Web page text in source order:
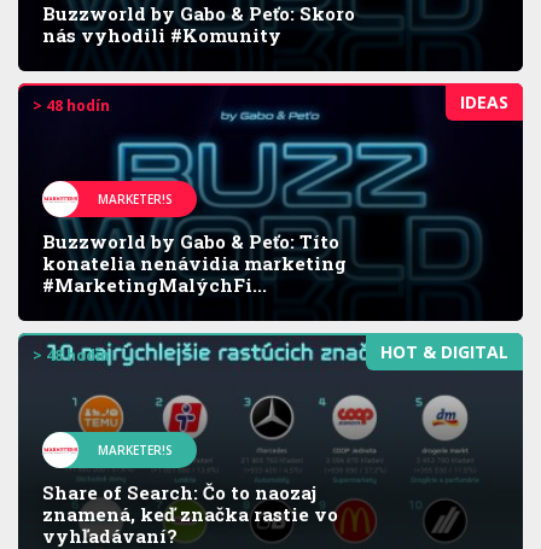
Buzzworld by Gabo & Peťo: Skoro
nás vyhodili #Komunity
IDEAS
> 48 hodín
MARKETER!S
Buzzworld by Gabo & Peťo: Títo
konatelia nenávidia marketing
#MarketingMalýchFi...
HOT & DIGITAL
> 48 hodín
MARKETER!S
Share of Search: Čo to naozaj
znamená, keď značka rastie vo
vyhľadávaní?